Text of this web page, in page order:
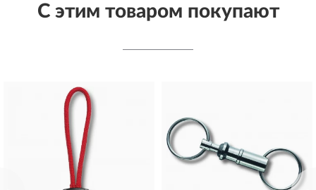
С этим товаром покупают